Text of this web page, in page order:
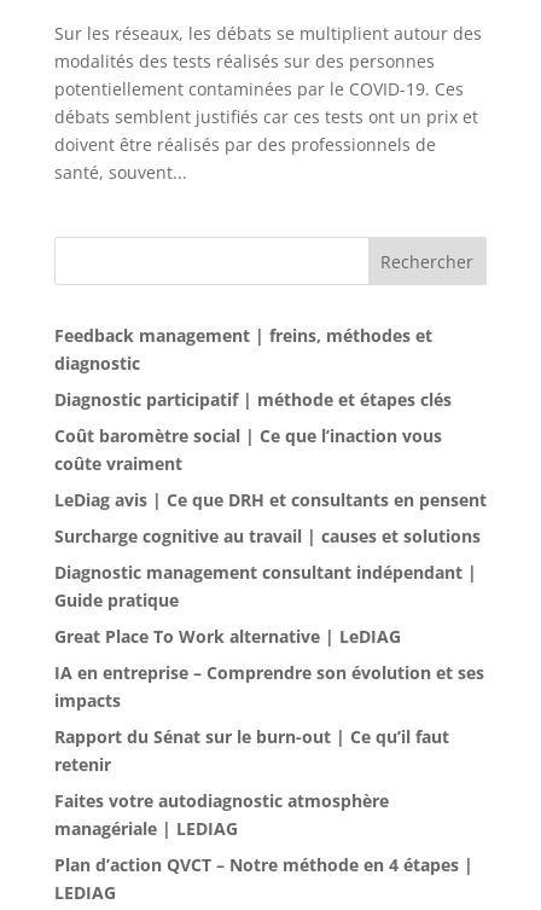
Sur les réseaux, les débats se multiplient autour des
modalités des tests réalisés sur des personnes
potentiellement contaminées par le COVID-19. Ces
débats semblent justifiés car ces tests ont un prix et
doivent être réalisés par des professionnels de
santé, souvent...
Rechercher
Feedback management | freins, méthodes et
diagnostic
Diagnostic participatif | méthode et étapes clés
Coût baromètre social | Ce que l’inaction vous
coûte vraiment
LeDiag avis | Ce que DRH et consultants en pensent
Surcharge cognitive au travail | causes et solutions
Diagnostic management consultant indépendant |
Guide pratique
Great Place To Work alternative | LeDIAG
IA en entreprise – Comprendre son évolution et ses
impacts
Rapport du Sénat sur le burn-out | Ce qu’il faut
retenir
Faites votre autodiagnostic atmosphère
managériale | LEDIAG
Plan d’action QVCT – Notre méthode en 4 étapes |
LEDIAG